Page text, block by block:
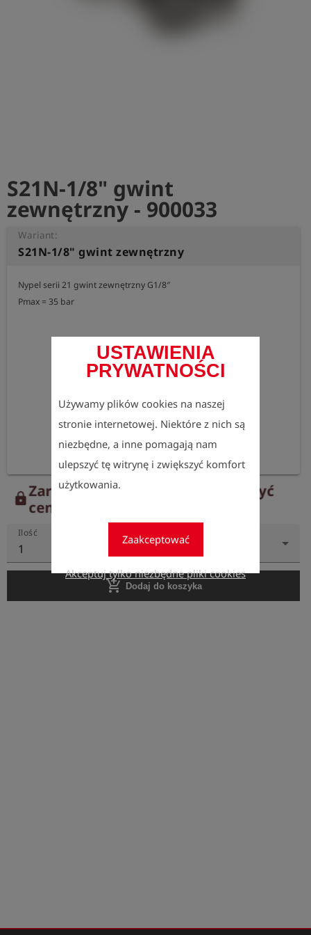
USTAWIENIA
PRYWATNOŚCI
Używamy plików cookies na naszej
stronie internetowej. Niektóre z nich są
niezbędne, a inne pomagają nam
ulepszyć tę witrynę i zwiększyć komfort
użytkowania.
Zaakceptować
Akceptuj tylko niezbędne pliki cookies
S21N-1/8" gwint
zewnętrzny - 900033
Wariant:
S21N-1/8" gwint zewnętrzny
Nypel serii 21 gwint zewnętrzny G1/8″
Pmax = 35 bar
lockZarejestruj się teraz, aby zobaczyć
ceny.
Ilość
1
add_shopping_cart Dodaj do koszyka